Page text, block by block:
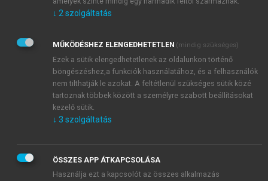
Kérek értesítést az Akadémiai Kiadó Zrt. újdonságairól,
Adatkezelési tájékoztatóbanfoglaltakat tudomásul
veszem és elfogadom.
Általános vásárlási feltételeket, valamint a szotar.netés a
mersz.huoldalak licencszerződéseiben foglaltakat
tudomásul veszem és elfogadom.
KIPRÓBÁLOM
↓ 2 szolgáltatás
MŰKÖDÉSHEZ ELENGEDHETETLEN (mindig szükséges)
Ezek a sütik elengedhetetlenek az oldalunkon történő
böngészéshez,a funkciók használatához, és a felhasználók
nem tilthatják le azokat. A feltétlenül szükséges sütik közé
tartoznak többek között a személyre szabott beállításokat
kezelő sütik.
↓ 3 szolgáltatás
ÖSSZES APP ÁTKAPCSOLÁSA
Használja ezt a kapcsolót az összes alkalmazás